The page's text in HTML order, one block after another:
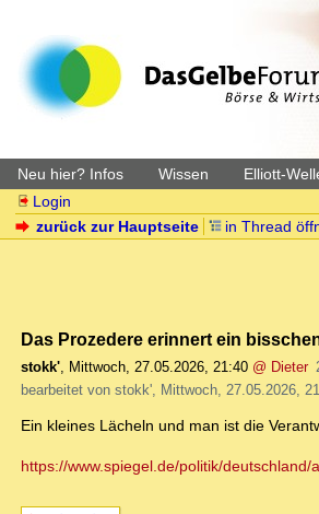
Neu hier? Infos Wissen Elliott-
Login
zurück zur Hauptseite
in Thread
Das Prozedere erinnert ein
stokk', Mittwoch, 27.05.2026, 21:40 @ Dieter
bearbeitet von stokk', Mittwoch, 27.05.2026,
Ein kleines Lächeln und man ist die
https://www.spiegel.de/politik/